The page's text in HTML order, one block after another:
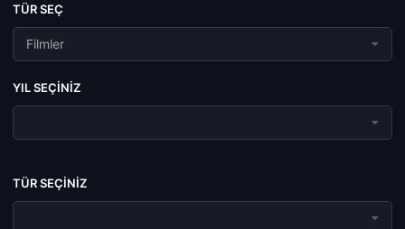
TÜR SEÇ
Filmler
YIL SEÇINIZ
TÜR SEÇINIZ